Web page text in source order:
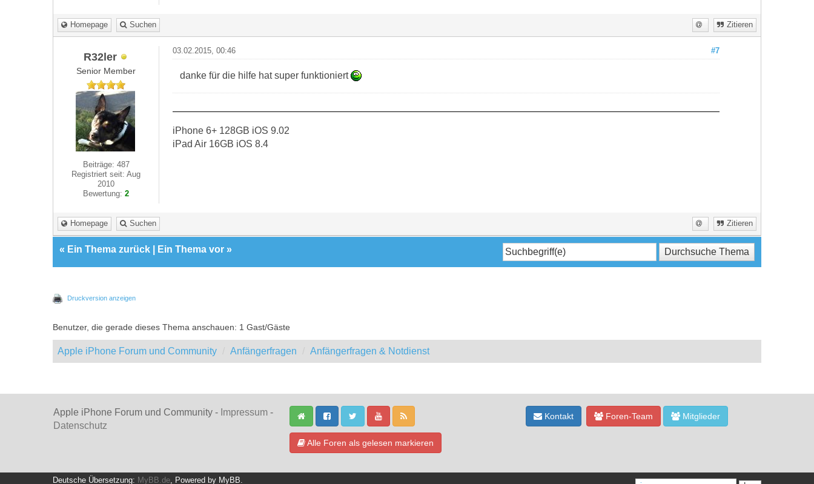
Homepage Suchen Zitieren
R32ler
Senior Member
Beiträge: 487
Registriert seit: Aug
2010
Bewertung:2
#7
03.02.2015, 00:46
danke für die hilfe hat super funktioniert
iPhone 6+ 128GB iOS 9.02
iPad Air 16GB iOS 8.4
Homepage Suchen Zitieren
« Ein Thema zurück Ein Thema vor »
Druckversion anzeigen
Benutzer, die gerade dieses Thema anschauen: 1 Gast/Gäste
Apple iPhone Forum und Community Anfängerfragen Anfängerfragen & Notdienst
Apple iPhone Forum und Community - Impressum -
Datenschutz
Alle Foren als gelesen markieren
Kontakt Foren-Team Mitglieder
Deutsche Übersetzung: MyBB.de , Powered by MyBB